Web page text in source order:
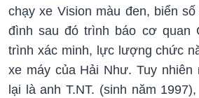
chạy xe Vision màu đen, biển
đình sau đó trình báo cơ quan
trình xác minh, lực lượng chức
xe máy của Hải Như. Tuy nhiên
lại là anh T.NT. (sinh năm